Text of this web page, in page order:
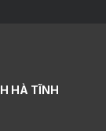
HÀ TĨNH